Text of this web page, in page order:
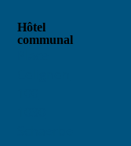
Hôtel
communal